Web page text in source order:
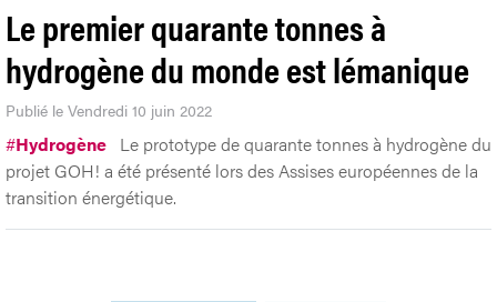
Le premier quarante tonnes à
hydrogène du monde est lémanique
Publié le Vendredi 10 juin 2022
#Hydrogène Le prototype de quarante tonnes à hydrogène du
projet GOH! a été présenté lors des Assises européennes de la
transition énergétique.